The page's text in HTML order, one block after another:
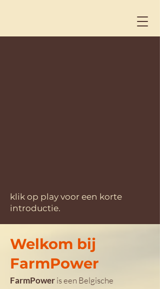
klik op play voor een korte
introductie.
Welkom bij
FarmPower
FarmPoweris een Belgische